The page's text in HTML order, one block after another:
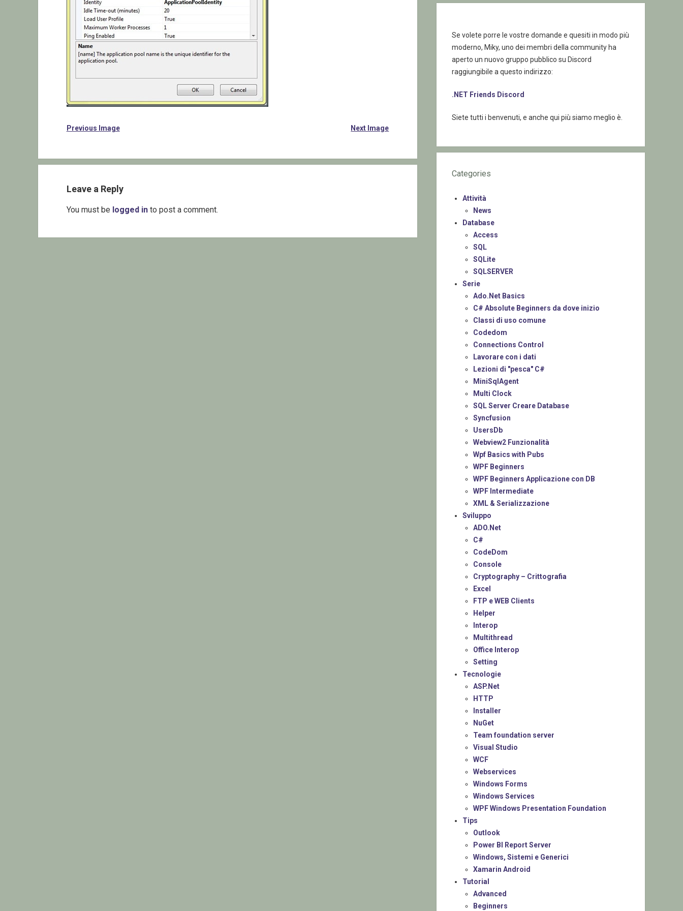
Previous Image Next Image
Leave a Reply
You must be logged into post a comment.
Se volete porre le vostre domande e quesiti in modo più
moderno, Miky, uno dei membri della community ha
aperto un nuovo gruppo pubblico su Discord
raggiungibile a questo indirizzo:
.NET Friends Discord
Siete tutti i benvenuti, e anche qui più siamo meglio è.
Categories
Attività
News
Database
Access
SQL
SQLite
SQLSERVER
Serie
Ado.Net Basics
C# Absolute Beginners da dove inizio
Classi di uso comune
Codedom
Connections Control
Lavorare con i dati
Lezioni di "pesca" C#
MiniSqlAgent
Multi Clock
SQL Server Creare Database
Syncfusion
UsersDb
Webview2 Funzionalità
Wpf Basics with Pubs
WPF Beginners
WPF Beginners Applicazione con DB
WPF Intermediate
XML & Serializzazione
Sviluppo
ADO.Net
C#
CodeDom
Console
Cryptography – Crittografia
Excel
FTP e WEB Clients
Helper
Interop
Multithread
Office Interop
Setting
Tecnologie
ASP.Net
HTTP
Installer
NuGet
Team foundation server
Visual Studio
WCF
Webservices
Windows Forms
Windows Services
WPF Windows Presentation Foundation
Tips
Outlook
Power BI Report Server
Windows, Sistemi e Generici
Xamarin Android
Tutorial
Advanced
Beginners